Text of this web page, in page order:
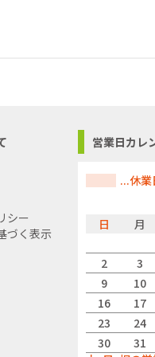
シー
づく表示
営業日カレ
...休業
日
月
2
3
9
10
16
17
23
24
30
31